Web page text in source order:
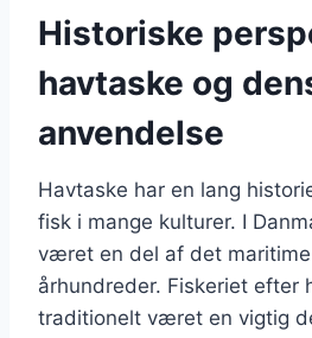
Historiske
havtaske og
anvendelse
Havtaske har en lang
fisk i mange kulturer. I
været en del af det
århundreder. Fiskeriet efter
traditionelt været en vigtig